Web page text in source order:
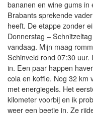
bananen en wine gums
Brabants sprekende
heeft. De etappe zonder
Donnerstag –
vandaag. Mijn maag
Schinveld rond 07:30 uur.
in. Een paar happen
cola en koffie. Nog 32 km
met energiegels. Het
kilometer voorbij en ik
weer een beetje in. Ze